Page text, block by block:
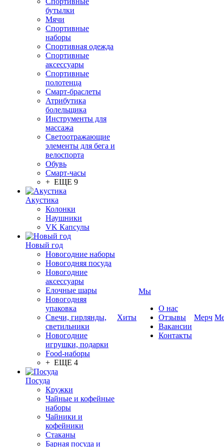
бутылки
Мячи
Спортивные
наборы
Спортивная одежда
Спортивные
аксессуары
Спортивные
полотенца
Смарт-браслеты
Атрибутика
болельщика
Инструменты для
массажа
Светоотражающие
элементы для бега и
велоспорта
Обувь
Смарт-часы
+ ЕЩЕ 9
Акустика
Колонки
Наушники
VK Капсулы
Новый год
Новогодние наборы
Новогодняя посуда
Новогодние
аксессуары
Елочные шары
Новогодняя
упаковка
Свечи, гирлянды,
светильники
Новогодние
игрушки, подарки
Food-наборы
+ ЕЩЕ 4
Посуда
Кружки
Чайные и кофейные
наборы
Чайники и
кофейники
Стаканы
Барная посуда и
Хиты
Мы
О нас
Отзывы
Вакансии
Контакты
Мерч